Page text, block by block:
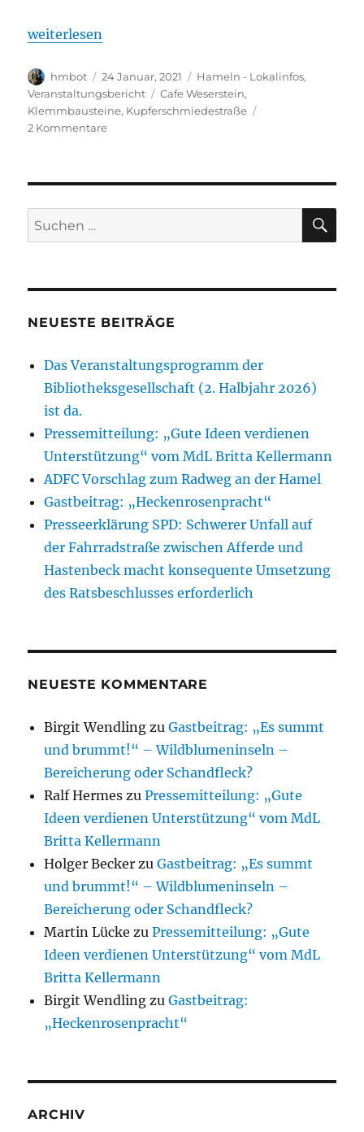
„Freundliche Protestdemo in der
weiterlesen
Autor
hmbot
Veröffentlicht
am
24 Januar, 2021 Kategorien
Hameln - Lokalinfos,
Veranstaltungsbericht
Schlagwörter
Cafe Weserstein,
Klemmbausteine, Kupferschmiedestraße
2 Kommentarezu
Kupferschmiedestraße
Suchen
nach:
NEUESTE BEITRÄGE
Das Veranstaltungsprogramm der
Bibliotheksgesellschaft (2. Halbjahr 2026)
ist da.
Pressemitteilung: „Gute Ideen verdienen
Unterstützung“ vom MdL Britta Kellermann
ADFC Vorschlag zum Radweg an der Hamel
Gastbeitrag: „Heckenrosenpracht“
Presseerklärung SPD: Schwerer Unfall auf
der Fahrradstraße zwischen Afferde und
Hastenbeck macht konsequente Umsetzung
des Ratsbeschlusses erforderlich
NEUESTE KOMMENTARE
Birgit Wendling zuGastbeitrag: „Es summt
und brummt!“ – Wildblumeninseln –
Bereicherung oder Schandfleck?
Ralf Hermes zuPressemitteilung: „Gute
Ideen verdienen Unterstützung“ vom MdL
Britta Kellermann
Holger Becker zuGastbeitrag: „Es summt
und brummt!“ – Wildblumeninseln –
Bereicherung oder Schandfleck?
Martin Lücke zuPressemitteilung: „Gute
Ideen verdienen Unterstützung“ vom MdL
Britta Kellermann
Birgit Wendling zuGastbeitrag:
„Heckenrosenpracht“
ARCHIV